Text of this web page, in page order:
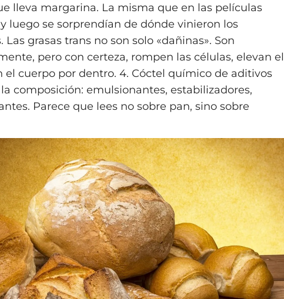
lleva margarina. La misma que en las películas
luego se sorprendían de dónde vinieron los
grasas trans no son solo «dañinas». Son
pero con certeza, rompen las células, elevan el
el cuerpo por dentro. 4. Cóctel químico de aditivos
composición: emulsionantes, estabilizadores,
Parece que lees no sobre pan, sino sobre